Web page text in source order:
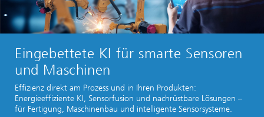
Eingebettete KI für smarte Sensoren
und Maschinen
Effizienz direkt am Prozess und in Ihren Produkten:
Energieeffiziente KI, Sensorfusion und nachrüstbare Lösungen –
für Fertigung, Maschinenbau und intelligente Sensorsysteme.